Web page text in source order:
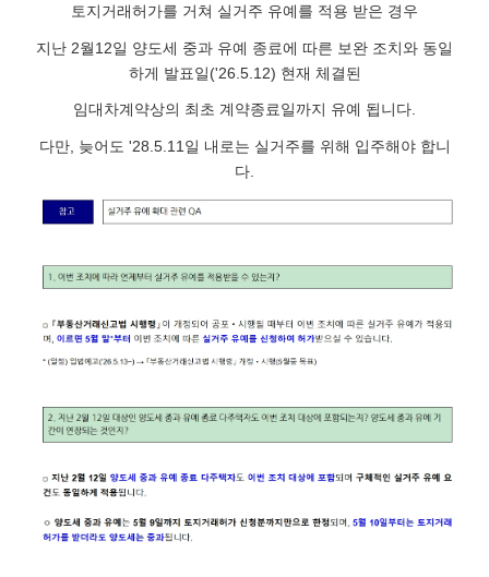
토지거래허가를 거쳐 실거주 유예를 적용 받은 경우
지난 2월12일 양도세 중과 유예 종료에 따른 보완 조치와 동일
하게 발표일('26.5.12) 현재 체결된
임대차계약상의 최초 계약종료일까지 유예 됩니다.
다만, 늦어도 '28.5.11일 내로는 실거주를 위해 입주해야 합니
다.